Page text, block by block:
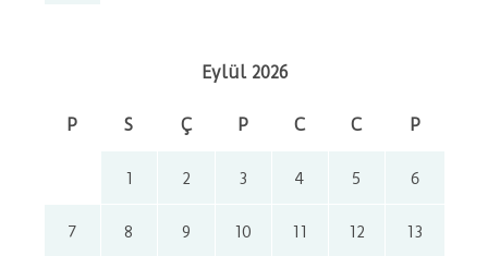
Eylül 2026
P S Ç P C C P
1 2 3 4 5 6
7 8 9 10 11 12 13